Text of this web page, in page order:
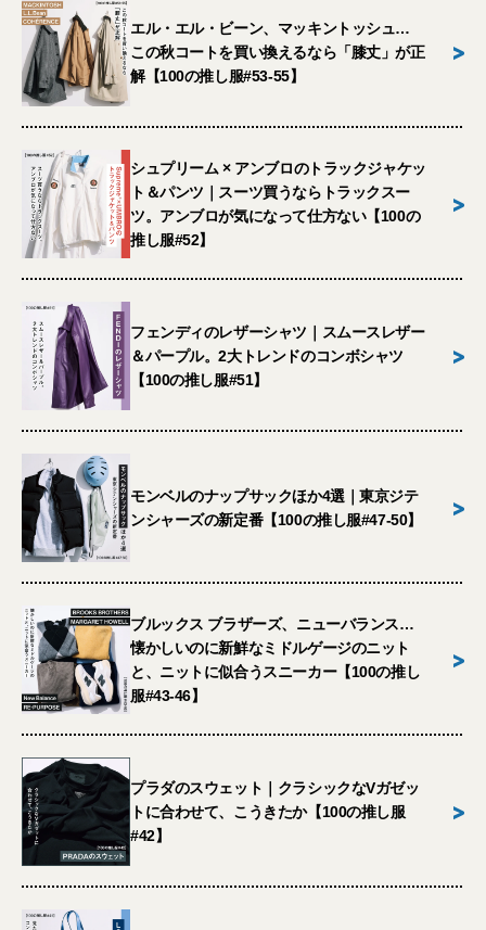
エル・エル・ビーン、マッキントッシュ…
この秋コートを買い換えるなら「膝丈」が正
解【100の推し服#53-55】
>
シュプリーム × アンブロのトラックジャケッ
ト＆パンツ｜スーツ買うならトラックスー
ツ。アンブロが気になって仕方ない【100の
推し服#52】
>
フェンディのレザーシャツ｜スムースレザー
＆パープル。2大トレンドのコンボシャツ
【100の推し服#51】
>
モンベルのナップサックほか4選｜東京ジテ
ンシャーズの新定番【100の推し服#47-50】
>
ブルックス ブラザーズ、ニューバランス…
懐かしいのに新鮮なミドルゲージのニット
と、ニットに似合うスニーカー【100の推し
服#43-46】
>
プラダのスウェット｜クラシックなVガゼッ
トに合わせて、こうきたか【100の推し服
#42】
>